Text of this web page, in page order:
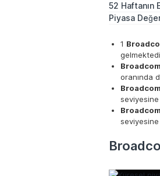
52 Haftanın
Piyasa
1
oranında
seviyesine
seviyesine